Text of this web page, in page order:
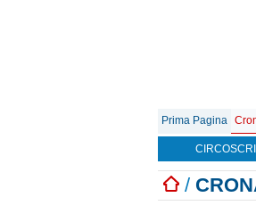
Prima Pagina
/